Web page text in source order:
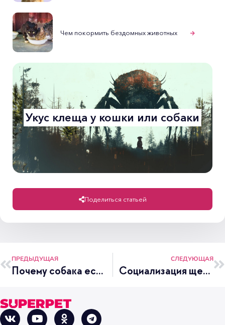
Чем покормить бездомных животных
Укус клеща у кошки или собаки
Поделиться статьей
ПРЕДЫДУЩАЯ
Почему собака ест фекалии
СЛЕДУЮЩАЯ
Социализация щенка: этапы и методы